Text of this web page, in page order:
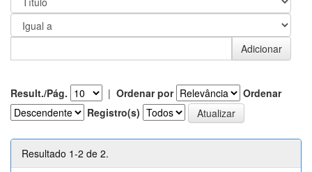
Result./Pág. | Ordenar por
Ordenar
Registro(s)
Resultado 1-2 de 2.